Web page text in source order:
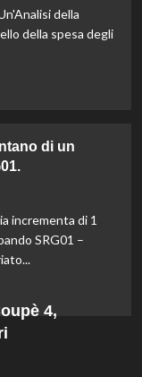
della
della spesa degli
di un
incrementa di 1
SRG01 –
4,